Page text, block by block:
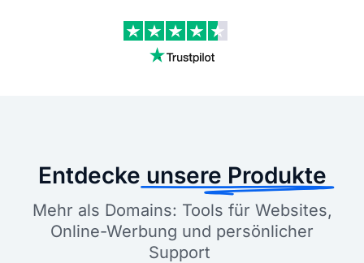
Entdecke unsere Produkte
Mehr als Domains: Tools für Websites,
Online-Werbung und persönlicher
Support